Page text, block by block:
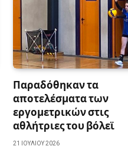
Παραδόθηκαν τα
αποτελέσματα των
εργομετρικών στις
αθλήτριες του βόλεϊ
21 ΙΟΥΛΊΟΥ 2026